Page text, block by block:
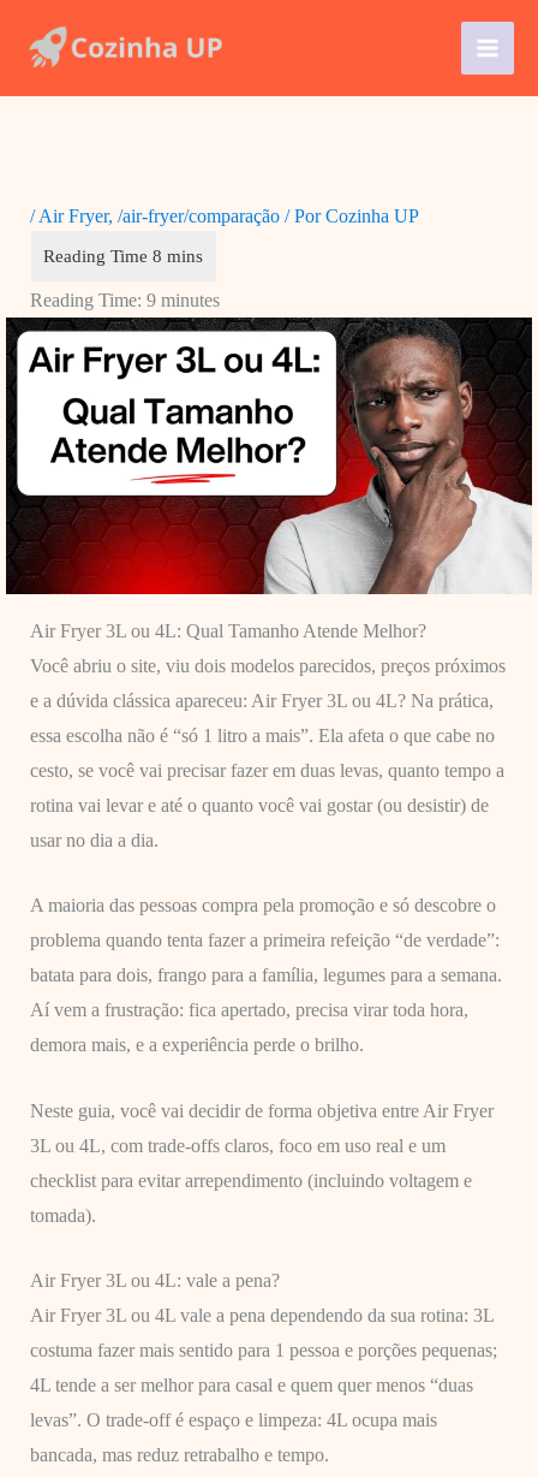
para
/Air Fryer, /air-fryer/comparação/ PorCozinha UP
Reading Time: 9 minutes
Air Fryer 3L ou 4L: Qual Tamanho Atende Melhor?
Você abriu o site, viu dois modelos parecidos, preços próximos
e a dúvida clássica apareceu: Air Fryer 3L ou 4L? Na prática,
essa escolha não é “só 1 litro a mais”. Ela afeta o que cabe no
cesto, se você vai precisar fazer em duas levas, quanto tempo a
rotina vai levar e até o quanto você vai gostar (ou desistir) de
usar no dia a dia.
A maioria das pessoas compra pela promoção e só descobre o
problema quando tenta fazer a primeira refeição “de verdade”:
batata para dois, frango para a família, legumes para a semana.
Aí vem a frustração: fica apertado, precisa virar toda hora,
demora mais, e a experiência perde o brilho.
Neste guia, você vai decidir de forma objetiva entre Air Fryer
3L ou 4L, com trade-offs claros, foco em uso real e um
checklist para evitar arrependimento (incluindo voltagem e
tomada).
Air Fryer 3L ou 4L: vale a pena?
Air Fryer 3L ou 4L vale a pena dependendo da sua rotina: 3L
costuma fazer mais sentido para 1 pessoa e porções pequenas;
4L tende a ser melhor para casal e quem quer menos “duas
levas”. O trade-off é espaço e limpeza: 4L ocupa mais
bancada, mas reduz retrabalho e tempo.